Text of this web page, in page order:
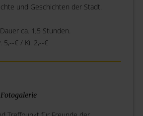
und Geschichten der Stadt.
ca. 1,5 Stunden.
5,--€ / Ki. 2,--€